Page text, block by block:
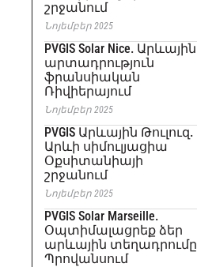
շրջանում
Նոյեմբեր 2025
PVGIS Solar Nice. Արևային
արտադրություն
ֆրանսիական
Ռիվիերայում
Նոյեմբեր 2025
PVGIS Արևային Թուլուզ.
Արևի սիմուլյացիա
Օքսիտանիայի
շրջանում
Նոյեմբեր 2025
PVGIS Solar Marseille.
Օպտիմալացրեք ձեր
արևային տեղադրումը
Պրովանսում